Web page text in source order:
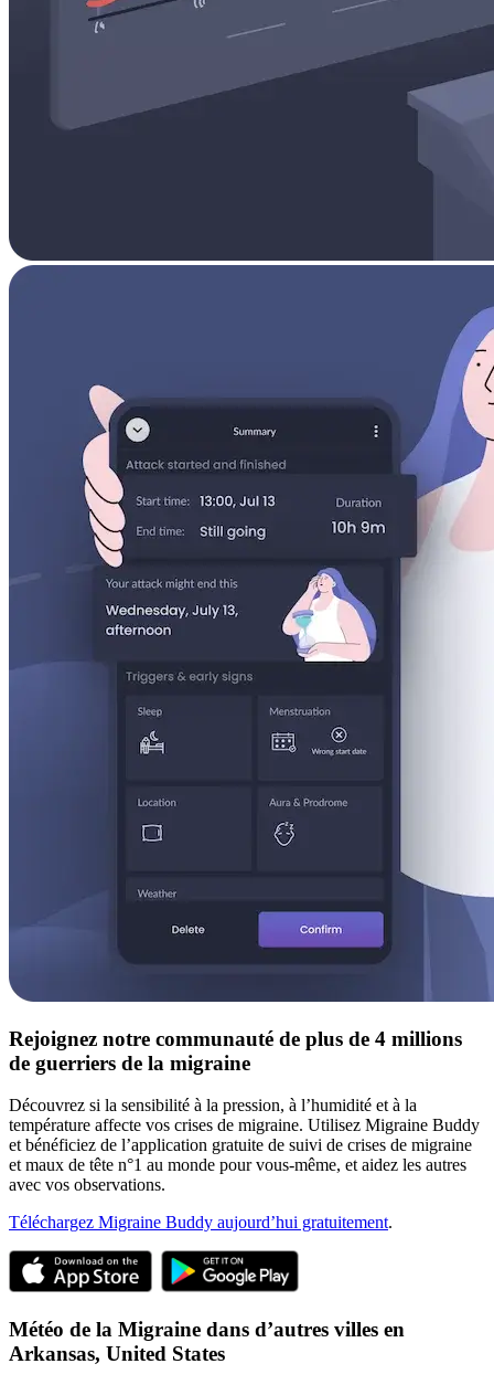
Rejoignez notre communauté de plus de 4 millions
de guerriers de la migraine
Découvrez si la sensibilité à la pression, à l’humidité et à la
température affecte vos crises de migraine. Utilisez Migraine Buddy
et bénéficiez de l’application gratuite de suivi de crises de migraine
et maux de tête n°1 au monde pour vous-même, et aidez les autres
avec vos observations.
Téléchargez Migraine Buddy aujourd’hui gratuitement.
Météo de la Migraine dans d’autres villes en
Arkansas, United States